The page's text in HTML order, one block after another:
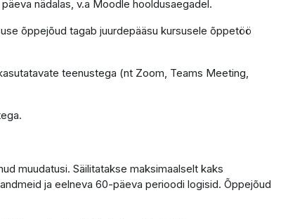
nädalas, v.a Moodle hooldusaegadel.
õppejõud tagab juurdepääsu kursusele õppetöö
teenustega (nt Zoom, Teams Meeting,
muudatusi. Säilitatakse maksimaalselt kaks
ja eelneva 60-päeva perioodi logisid. Õppejõud